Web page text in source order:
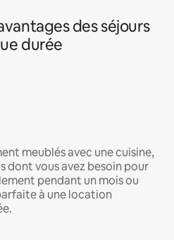
des séjours
durée
meublés avec une cuisine,
dont vous avez besoin pour
pendant un mois ou
à une location